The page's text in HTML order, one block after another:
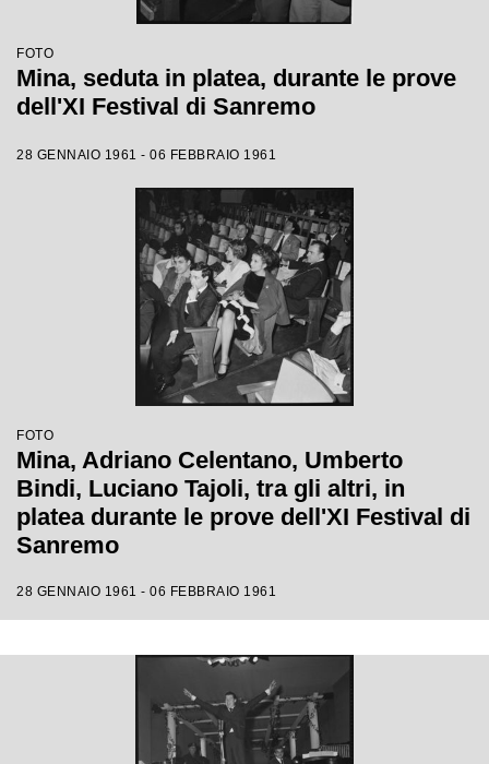
FOTO
Mina, seduta in platea, durante le prove
dell'XI Festival di Sanremo
28 GENNAIO 1961 - 06 FEBBRAIO 1961
FOTO
Mina, Adriano Celentano, Umberto
Bindi, Luciano Tajoli, tra gli altri, in
platea durante le prove dell'XI Festival di
Sanremo
28 GENNAIO 1961 - 06 FEBBRAIO 1961